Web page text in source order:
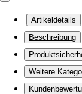
Artikeldetails
Beschreibung
Weitere